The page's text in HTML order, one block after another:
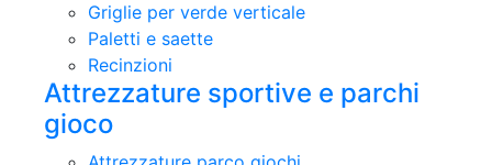
Griglie per verde verticale
Paletti e saette
Recinzioni
Attrezzature sportive e parchi
gioco